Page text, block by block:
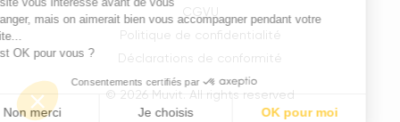
déranger, mais on aimerait bien vous accompagner pendant votre
C'est OK pour vous ?
Consentements certifiés par
Non merci Je choisis OK pour moi
© 2026 Muvit. All rights reserved
CGVU
Politique de confidentialité
Déclarations de conformité